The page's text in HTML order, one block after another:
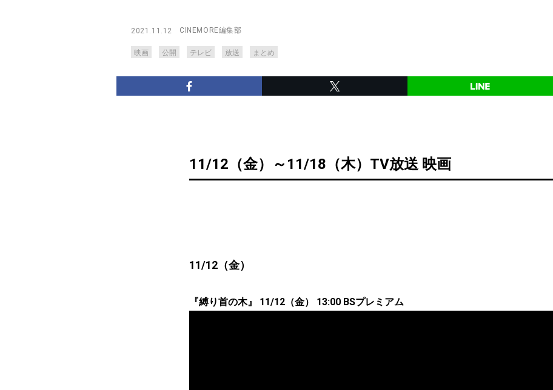
2021.11.12 CINEMORE編集部
映画 公開 テレビ 放送 まとめ
11/12（金）～11/18（木）TV放送 映画
11/12（金）
『縛り首の木』 11/12（金） 13:00 BSプレミアム